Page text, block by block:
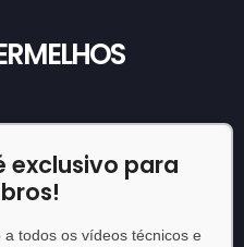
exclusivo para
todos os vídeos técnicos e